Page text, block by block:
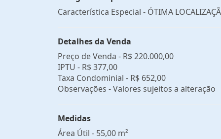
Característica Especial - ÓTIMA
Detalhes da Venda
Preço de Venda - R$ 220.000,00
IPTU - R$ 377,00
Taxa Condominial - R$ 652,00
Observações - Valores sujeitos a alteração
Medidas
Área Útil - 55,00 m²